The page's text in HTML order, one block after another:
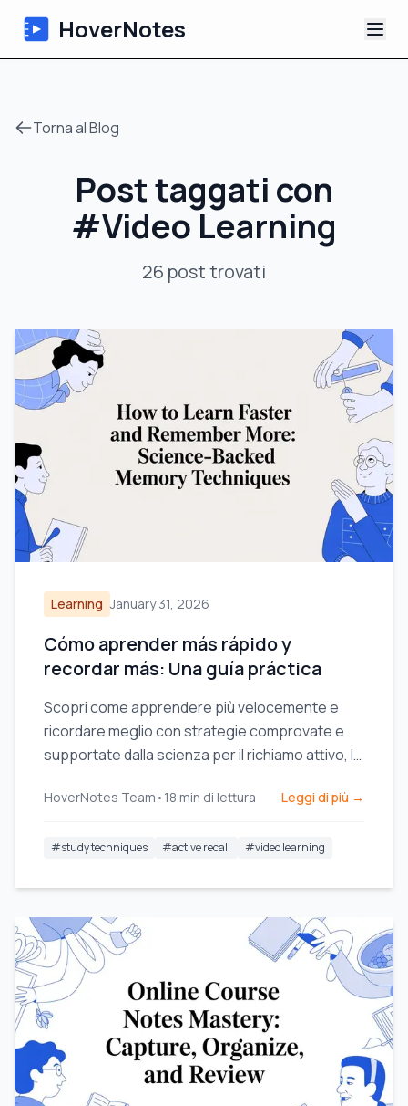
HoverNotes
Appunti Video IA
Tutorial
Torna al Blog
Post taggati con
#Video Learning
26 posttrovati
Learning January 31, 2026
Cómo aprender más rápido y
recordar más: Una guía práctica
Scopri come apprendere più velocemente e
ricordare meglio con strategie comprovate e
supportate dalla scienza per il richiamo attivo, la
HoverNotes Team • 18 min di lettura Leggi di più →
#study techniques #active recall #video learning